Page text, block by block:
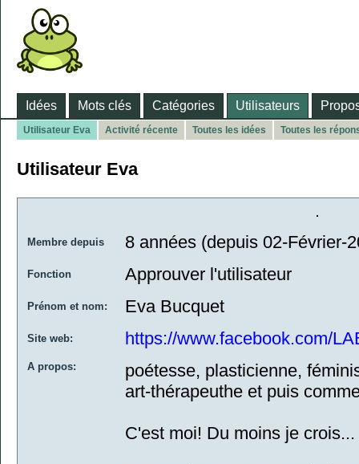
Idées Mots clés Catégories Utilisateurs
Utilisateur Eva Activité récente Toutes les idées Toutes les
Utilisateur Eva
Membre depuis 8 années (depuis 02-Février-
Fonction Approuver l'utilisateur
Prénom et nom: Eva Bucquet
Site web: https://www.facebook.com/
A propos:
poétesse, plasticienne,
art-thérapeuthe et puis
C'est moi! Du moins je crois...